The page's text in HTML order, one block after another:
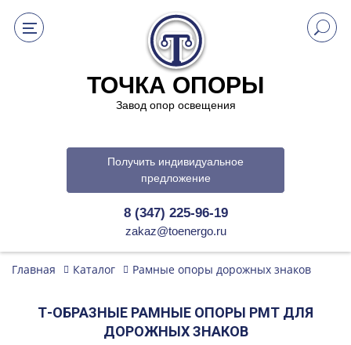
ТОЧКА ОПОРЫ
Завод опор освещения
Получить индивидуальное
предложение
8 (347) 225-96-19
zakaz@toenergo.ru
Главная Каталог Рамные опоры дорожных знаков
Т-ОБРАЗНЫЕ РАМНЫЕ ОПОРЫ РМТ ДЛЯ
ДОРОЖНЫХ ЗНАКОВ